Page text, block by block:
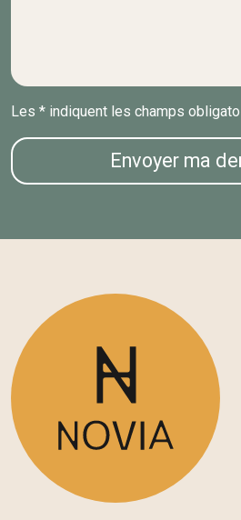
Les * indiquent les champs